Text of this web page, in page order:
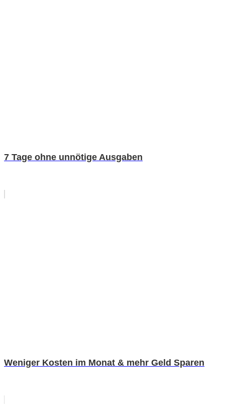
7 Tage ohne unnötige Ausgaben
Weniger Kosten im Monat & mehr Geld Sparen